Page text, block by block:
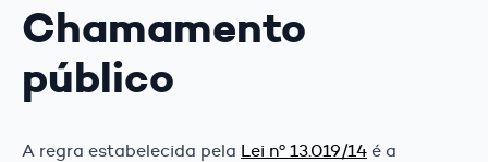
Chamamento
público
A regra estabelecida pela Lei nº 13.019/14 é a